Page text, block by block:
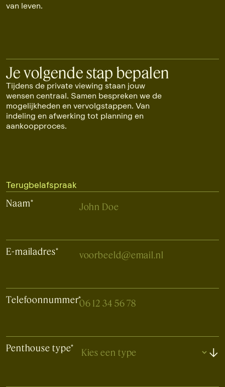
van leven.
Je volgende stap bepalen
Tijdens de private viewing staan jouw
wensen centraal. Samen bespreken we de
mogelijkheden en vervolgstappen. Van
indeling en afwerking tot planning en
aankoopproces.
Terugbelafspraak
Naam*
E-mailadres*
Telefoonnummer*
Penthouse type* ↓